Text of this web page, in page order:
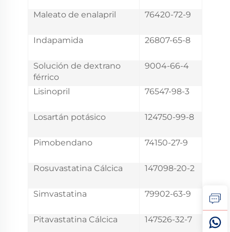
Maleato de enalapril 76420-72-9
Indapamida 26807-65-8
Solución de dextrano
férrico
9004-66-4
Lisinopril 76547-98-3
Losartán potásico 124750-99-8
Pimobendano 74150-27-9
Rosuvastatina Cálcica 147098-20-2
Simvastatina 79902-63-9
Pitavastatina Cálcica 147526-32-7